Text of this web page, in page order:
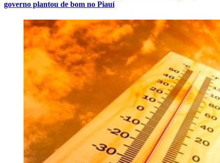
governo plantou de bom no Piauí